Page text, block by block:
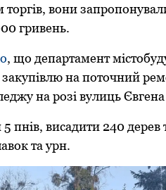
вони
гривень.
, що департамент
на поточний
на розі вулиць
пнів, висадити 240
та урн.